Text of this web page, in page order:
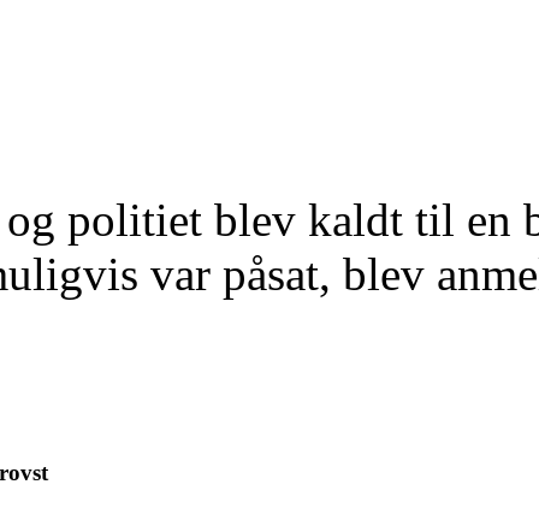
politiet blev kaldt til en
var påsat, blev